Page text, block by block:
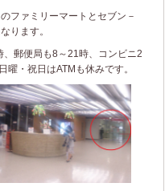
ファミリーマートとセブン－
ります。
郵便局も8～21時、コンビニ2
・祝日はATMも休みです。